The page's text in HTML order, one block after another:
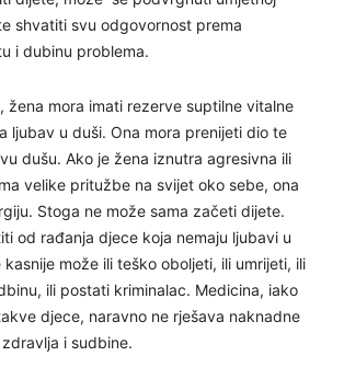
shvatiti svu odgovornost prema
i dubinu problema.
žena mora imati rezerve suptilne vitalne
ljubav u duši. Ona mora prenijeti dio te
dušu. Ako je žena iznutra agresivna ili
velike pritužbe na svijet oko sebe, ona
Stoga ne može sama začeti dijete.
od rađanja djece koja nemaju ljubavi u
može ili teško oboljeti, ili umrijeti, ili
ili postati kriminalac. Medicina, iako
djece, naravno ne rješava naknadne
i sudbine.